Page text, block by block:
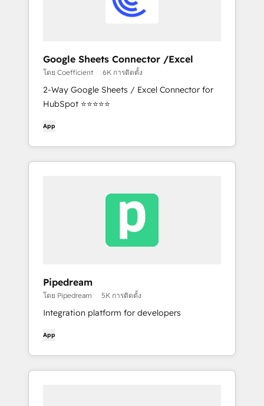
Google Sheets Connector /Excel
โดย Coefficient 6K การติดตั้ง
2-Way Google Sheets / Excel Connector for
HubSpot ⭐⭐⭐⭐⭐
App
Pipedream
โดย Pipedream 5K การติดตั้ง
Integration platform for developers
App